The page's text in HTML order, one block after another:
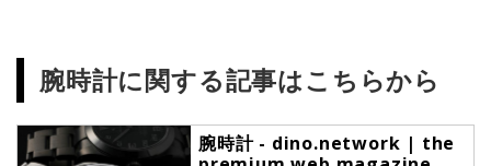
腕時計に関する記事はこちらから
腕時計 - dino.network | the